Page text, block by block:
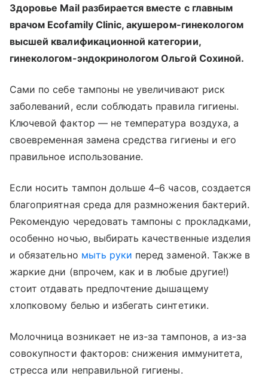
Здоровье Mail разбирается вместе с главным
врачом Ecofamily Clinic, акушером-гинекологом
высшей квалификационной категории,
гинекологом-эндокринологом Ольгой Сохиной.
Сами по себе тампоны не увеличивают риск
заболеваний, если соблюдать правила гигиены.
Ключевой фактор — не температура воздуха, а
своевременная замена средства гигиены и его
правильное использование.
Если носить тампон дольше 4–6 часов, создается
благоприятная среда для размножения бактерий.
Рекомендую чередовать тампоны с прокладками,
особенно ночью, выбирать качественные изделия
и обязательно мыть руки перед заменой. Также в
жаркие дни (впрочем, как и в любые другие!)
стоит отдавать предпочтение дышащему
хлопковому белью и избегать синтетики.
Молочница возникает не из-за тампонов, а из-за
совокупности факторов: снижения иммунитета,
стресса или неправильной гигиены.